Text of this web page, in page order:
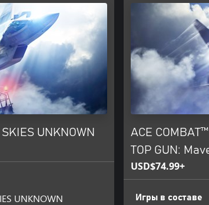
UNKNOWN
UNKNOWN
ACE
TOP GUN:
USD$74.99+
Игры в составе